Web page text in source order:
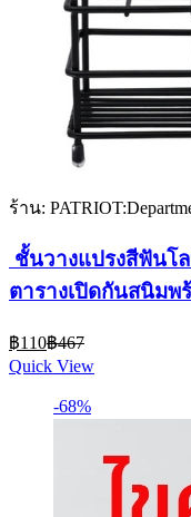
ร้าน:
ชั้นวางแปรงสีฟันโ
ตารางเปิดกันสนิมพ
฿110Current
price
is:
฿110.
฿467Original
was:
฿467.
Quick View
-68%